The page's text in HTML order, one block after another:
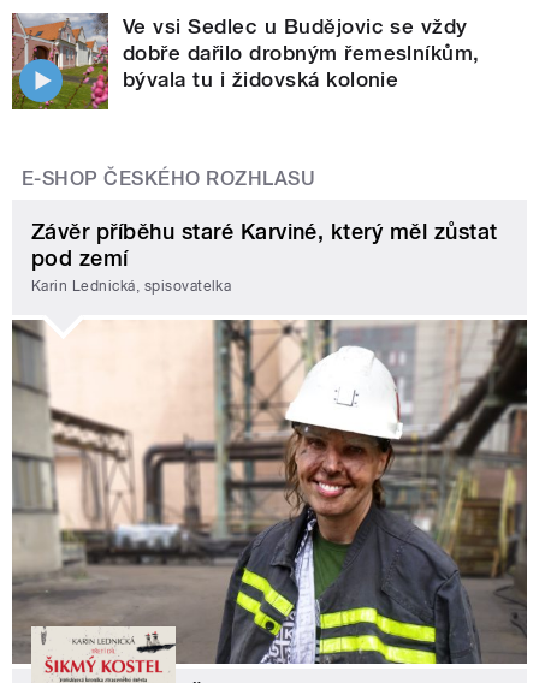
Ve vsi Sedlec u Budějovic se vždy
dobře dařilo drobným řemeslníkům,
bývala tu i židovská kolonie
E-SHOP ČESKÉHO ROZHLASU
Závěr příběhu staré Karviné, který měl zůstat
pod zemí
Karin Lednická, spisovatelka